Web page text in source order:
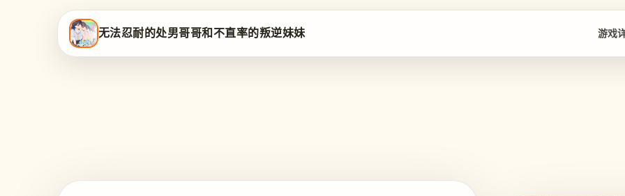
无法忍耐的处男哥哥和不直率的叛逆妹妹 游戏